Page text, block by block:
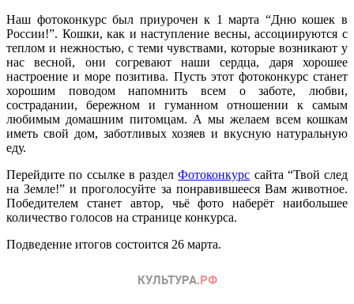
Наш фотоконкурс был приурочен к 1 марта “Дню кошек в
России!”. Кошки, как и наступление весны, ассоциируются с
теплом и нежностью, с теми чувствами, которые возникают у
нас весной, они согревают наши сердца, даря хорошее
настроение и море позитива. Пусть этот фотоконкурс станет
хорошим поводом напомнить всем о заботе, любви,
сострадании, бережном и гуманном отношении к самым
любимым домашним питомцам. А мы желаем всем кошкам
иметь свой дом, заботливых хозяев и вкусную натуральную
еду.
Перейдите по ссылке в разделФотоконкурс сайта “Твой след
на Земле!”и проголосуйте за понравившееся Вам животное.
Победителем станет автор, чьё фото наберёт наибольшее
количество голосов на странице конкурса.
Подведение итогов состоится 26 марта.